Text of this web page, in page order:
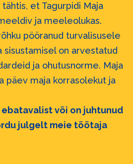
et Tagurpidi Maja
ja meeleolukas.
pööranud turvalisusele
sisustamisel on arvestatud
ja ohutusnorme. Maja
päev maja korrasolekut ja
ebatavalist või on juhtunud
julgelt meie töötaja